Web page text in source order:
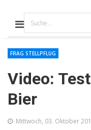
Video:
Bier
FRAG STELLPFLUG
Mittwoch, 03. Oktober